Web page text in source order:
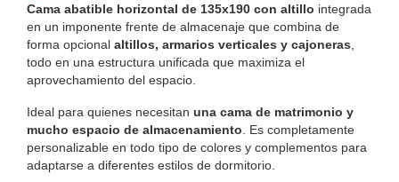
Cama abatible horizontal de 135x190 con altillo integrada
en un imponente frente de almacenaje que combina de
forma opcional altillos, armarios verticales y cajoneras
todo en una estructura unificada que maximiza el
aprovechamiento del espacio.
Ideal para quienes necesitan una cama de matrimonio y
mucho espacio de almacenamiento . Es completamente
personalizable en todo tipo de colores y complementos para
adaptarse a diferentes estilos de dormitorio.